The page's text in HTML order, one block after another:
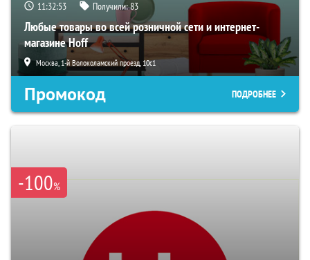
11:32:52 Получили:83
Любые товары во всей розничной сети и интернет-
магазине Hoff
Москва, 1-й Волоколамский проезд, 10с1
Промокод ПОДРОБНЕЕ
-100%